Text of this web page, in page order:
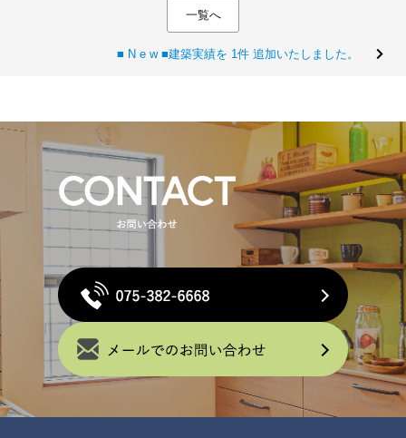
一覧へ
■ N e w ■建築実績を 1件 追加いたしました。